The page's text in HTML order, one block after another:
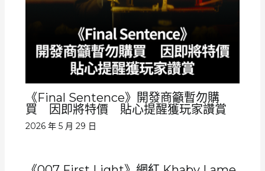
《Final Sentence》開發商籲暫勿購
買 因即將特價 貼心提醒獲玩家讚賞
2026 年 5 月 29 日